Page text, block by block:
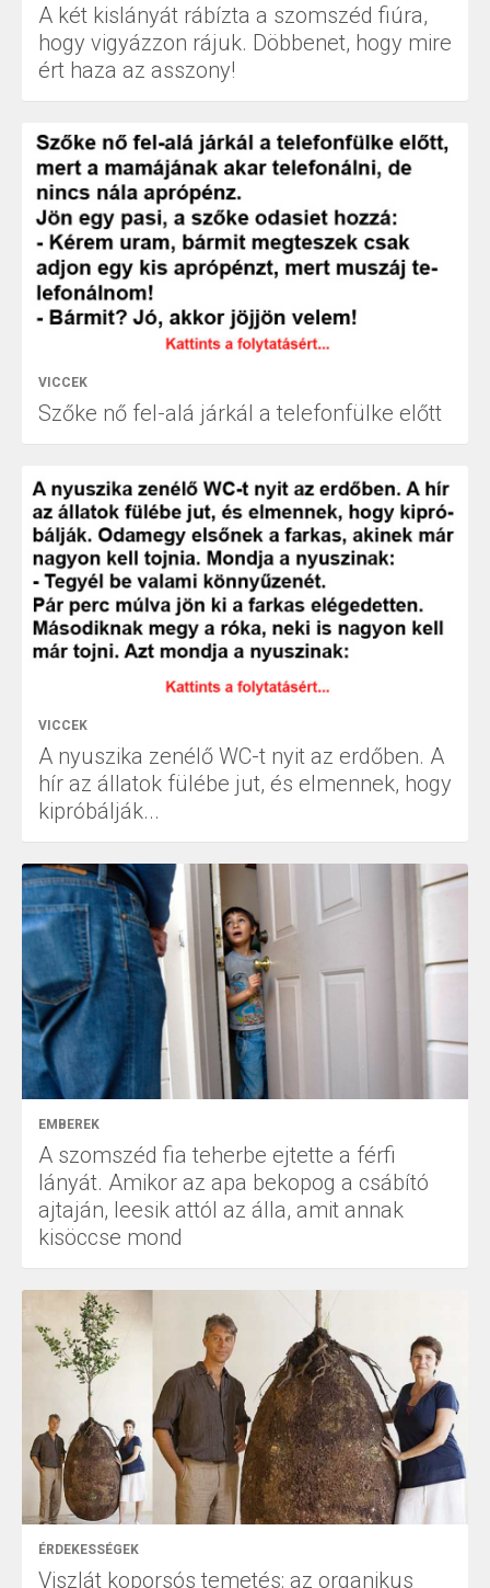
A két kislányát rábízta a szomszéd fiúra,
hogy vigyázzon rájuk. Döbbenet, hogy mire
ért haza az asszony!
VICCEK
Szőke nő fel-alá járkál a telefonfülke előtt
VICCEK
A nyuszika zenélő WC-t nyit az erdőben. A
hír az állatok fülébe jut, és elmennek, hogy
kipróbálják...
EMBEREK
A szomszéd fia teherbe ejtette a férfi
lányát. Amikor az apa bekopog a csábító
ajtaján, leesik attól az álla, amit annak
kisöccse mond
ÉRDEKESSÉGEK
Viszlát koporsós temetés: az organikus